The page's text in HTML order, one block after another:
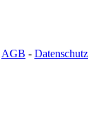
AGB - Datenschutz